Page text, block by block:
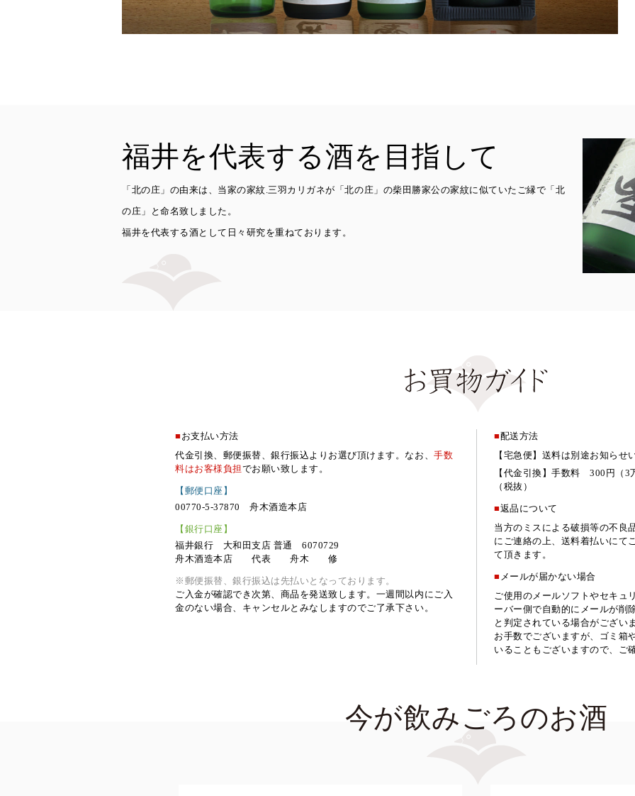
福井を代表する酒を目指して
「北の庄」の由来は、当家の家紋.三羽カリガネが「北の庄」の柴田勝家公の家紋に似ていたご縁で「北
の庄」と命名致しました。
福井を代表する酒として日々研究を重ねております。
■ お支払い方法
代金引換、郵便振替、銀行振込よりお選び頂けます。なお、手数
料はお客様負担でお願い致します。
【郵便口座】
00770-5-37870 舟木酒造本店
【銀行口座】
福井銀行 大和田支店 普通 6070729
舟木酒造本店 代表 舟木 修
※郵便振替、銀行振込は先払いとなっております。
ご入金が確認でき次第、商品を発送致します。一週間以内にご入
金のない場合、キャンセルとみなしますのでご了承下さい。
■配送方法
【宅急便】送料は別途お知らせ
【代金引換】手数料 300円（3
（税抜）
■返品について
当方のミスによる破損等の不良
にご連絡の上、送料着払いにて
て頂きます。
■ メールが届かない場合
ご使用のメールソフトやセキュ
ーバー側で自動的にメールが削
と判定されている場合がござい
お手数でございますが、ゴミ箱
いることもございますので、ご
今が飲みごろのお酒